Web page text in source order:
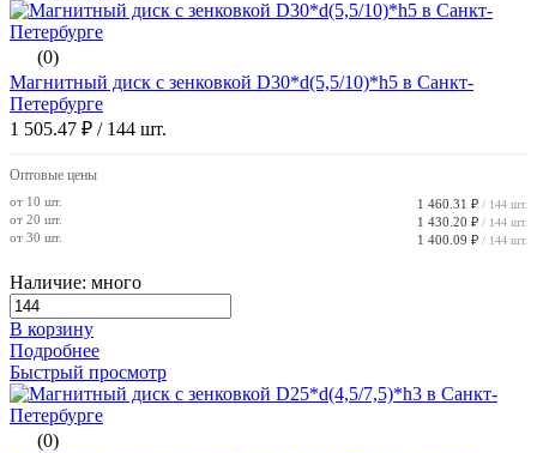
(0)
Магнитный диск с зенковкой D30*d(5,5/10)*h5 в Санкт-
Петербурге
1 505.47 ₽ / 144 шт.
Оптовые цены
от 10 шт. 1 460.31 ₽ / 144 шт.
от 20 шт. 1 430.20 ₽ / 144 шт.
от 30 шт. 1 400.09 ₽ / 144 шт.
Наличие: много
В корзину
Подробнее
Быстрый просмотр
(0)